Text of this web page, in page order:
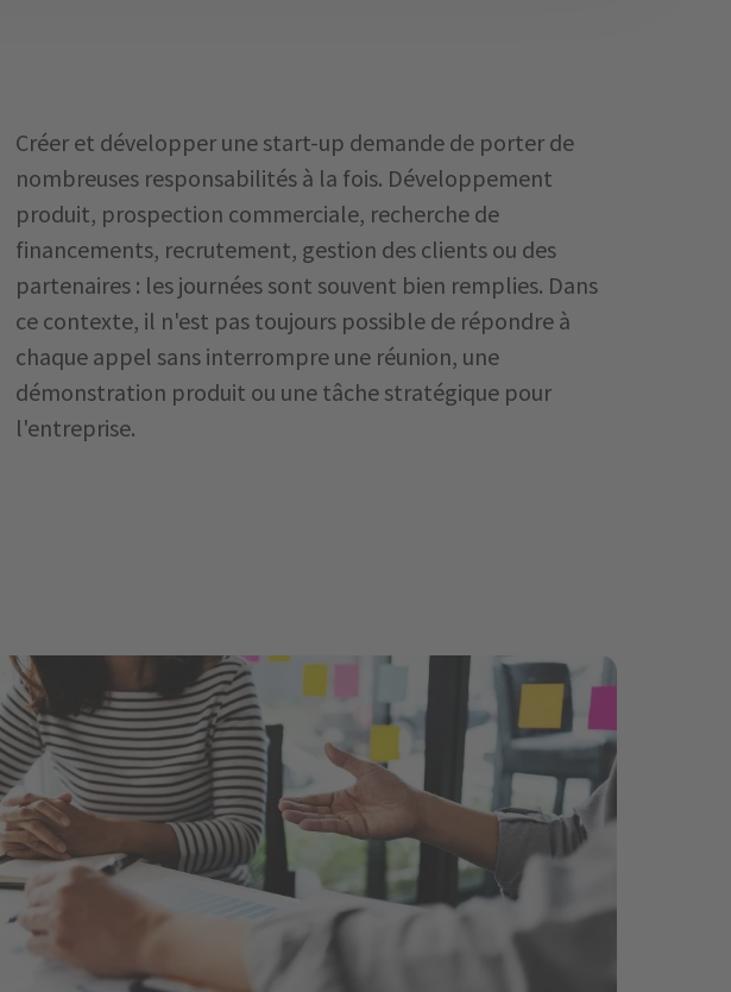
Créer et développer une start-up demande de porter de
nombreuses responsabilités à la fois. Développement
produit, prospection commerciale, recherche de
financements, recrutement, gestion des clients ou des
partenaires : les journées sont souvent bien remplies. Dans
ce contexte, il n'est pas toujours possible de répondre à
chaque appel sans interrompre une réunion, une
démonstration produit ou une tâche stratégique pour
l'entreprise.